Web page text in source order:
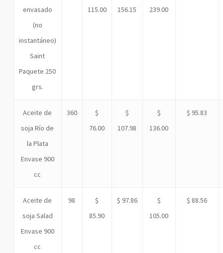
envasado
(no
instantáneo)
Saint
Paquete 250
grs.
115.00
156.15
239.00
Aceite de
soja Río de
la Plata
Envase 900
cc
360
$
76.00
$
107.98
$
136.00
$ 95.83
Aceite de
soja Salad
Envase 900
cc
98
$
85.90
$ 97.86
$
105.00
$ 88.56